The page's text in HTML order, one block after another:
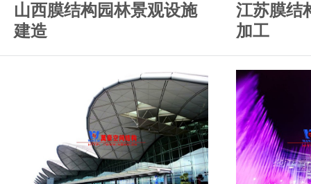
山西膜结构园林景观设施
建造
江苏膜结
加工